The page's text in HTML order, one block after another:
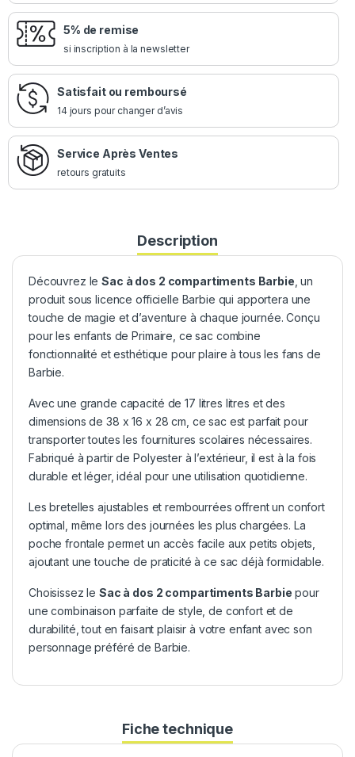
5% de remise
si inscription à la newsletter
Satisfait ou remboursé
14 jours pour changer d’avis
Service Après Ventes
retours gratuits
Description
Découvrez leSac à dos 2 compartiments Barbie , un
produit sous licence officielle Barbie qui apportera une
touche de magie et d’aventure à chaque journée. Conçu
pour les enfants de Primaire, ce sac combine
fonctionnalité et esthétique pour plaire à tous les fans de
Barbie.
Avec une grande capacité de 17 litres litres et des
dimensions de 38 x 16 x 28 cm, ce sac est parfait pour
transporter toutes les fournitures scolaires nécessaires.
Fabriqué à partir de Polyester à l’extérieur, il est à la fois
durable et léger, idéal pour une utilisation quotidienne.
Les bretelles ajustables et rembourrées offrent un confort
optimal, même lors des journées les plus chargées. La
poche frontale permet un accès facile aux petits objets,
ajoutant une touche de praticité à ce sac déjà formidable.
Choisissez leSac à dos 2 compartiments Barbie pour
une combinaison parfaite de style, de confort et de
durabilité, tout en faisant plaisir à votre enfant avec son
personnage préféré de Barbie.
Fiche technique